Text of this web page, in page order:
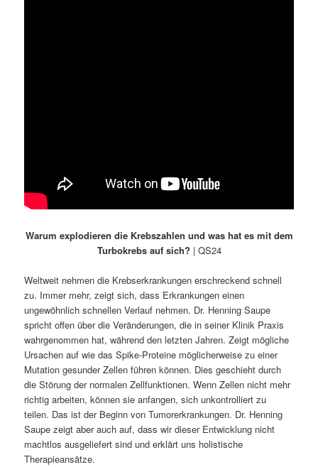
Warum explodieren die Krebszahlen und was hat es mit dem
Turbokrebs auf sich? | QS24
Weltweit nehmen die Krebserkrankungen erschreckend schnell
zu. Immer mehr, zeigt sich, dass Erkrankungen einen
ungewöhnlich schnellen Verlauf nehmen. Dr. Henning Saupe
spricht offen über die Veränderungen, die in seiner Klinik Praxis
wahrgenommen hat, während den letzten Jahren. Zeigt mögliche
Ursachen auf wie das Spike-Proteine möglicherweise zu einer
Mutation gesunder Zellen führen können. Dies geschieht durch
die Störung der normalen Zellfunktionen. Wenn Zellen nicht mehr
richtig arbeiten, können sie anfangen, sich unkontrolliert zu
teilen. Das ist der Beginn von Tumorerkrankungen. Dr. Henning
Saupe zeigt aber auch auf, dass wir dieser Entwicklung nicht
machtlos ausgeliefert sind und erklärt uns holistische
Therapieansätze.